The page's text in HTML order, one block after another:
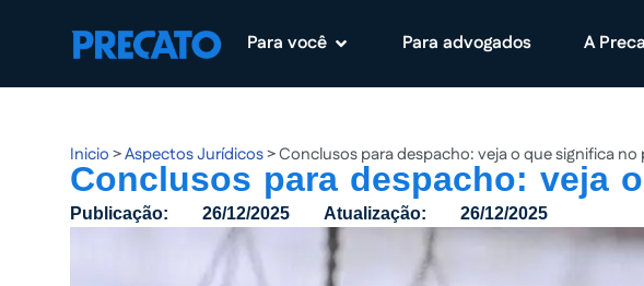
para
Para você Para advogados A
Inicio>Aspectos Jurídicos>Conclusos para despacho: veja o que significa no
Conclusos para despacho: veja
Publicação: 26/12/2025 Atualização: 26/12/2025